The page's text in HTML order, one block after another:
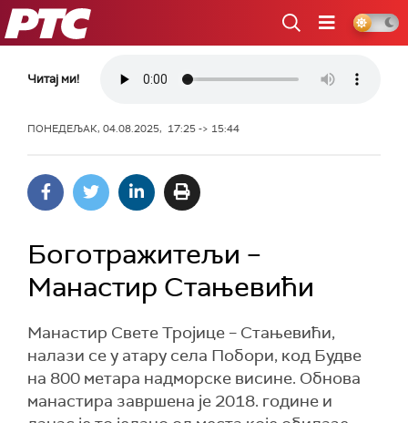
РТС
Читај ми!
ПОНЕДЕЉАК, 04.08.2025, 17:25 -> 15:44
Боготражитељи –
Манастир Стањевићи
Манастир Свете Тројице – Стањевићи,
налази се у атару села Побори, код Будве
на 800 метара надморске висине. Обнова
манастира завршена је 2018. године и